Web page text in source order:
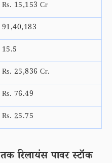
Rs. 15,153 Cr
91,40,183
15.5
Rs. 25,836 Cr.
Rs. 76.49
Rs. 25.75
रिलायंस पावर स्टॉक